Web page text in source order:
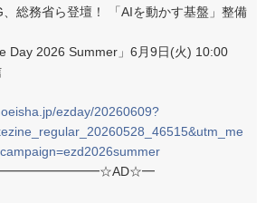
総務省ら登壇！ 「AIを動かす基盤」整備
Day 2026 Summer」6月9日(火) 10:00
ezday/20260609?